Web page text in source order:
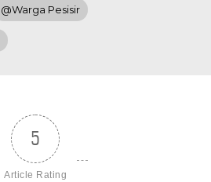
@Warga Pesisir
5
Article Rating